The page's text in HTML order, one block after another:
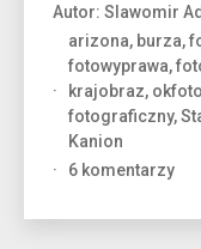
Autor: Slawomir
arizona, burza,
fotowyprawa,
krajobraz, okfoto
fotograficzny,
Kanion
6 komentarzydo